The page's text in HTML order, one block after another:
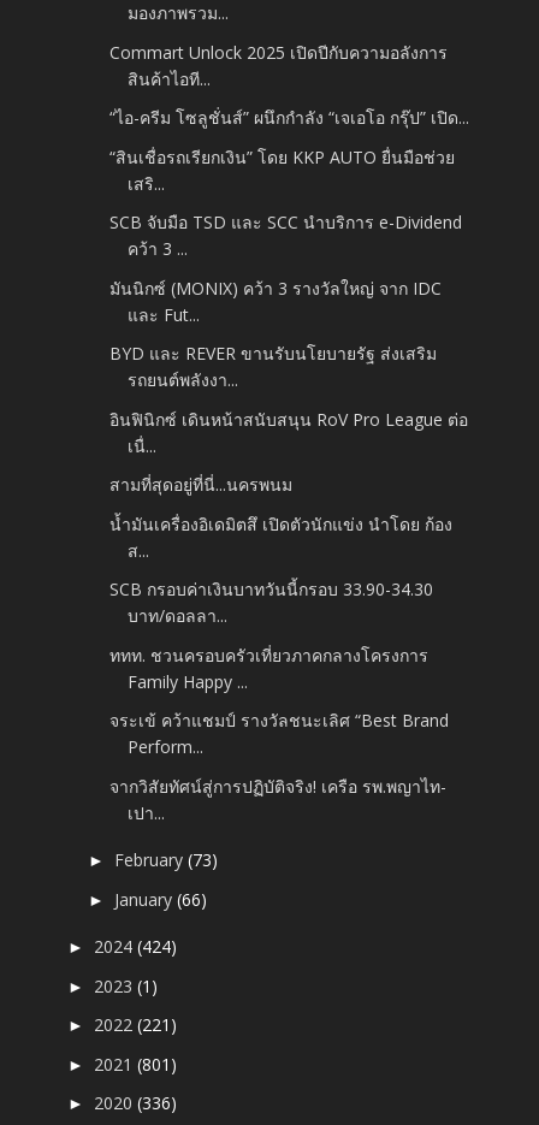
มองภาพรวม...
Commart Unlock 2025 เปิดปีกับความอลังการ
สินค้าไอที...
“ไอ-ครีม โซลูชั่นส์” ผนึกกำลัง “เจเอโอ กรุ๊ป” เปิด...
“สินเชื่อรถเรียกเงิน” โดย KKP AUTO ยื่นมือช่วย
เสริ...
SCB จับมือ TSD และ SCC นำบริการ e-Dividend
คว้า 3 ...
มันนิกซ์ (MONIX) คว้า 3 รางวัลใหญ่ จาก IDC
และ Fut...
BYD และ REVER ขานรับนโยบายรัฐ ส่งเสริม
รถยนต์พลังงา...
อินฟินิกซ์ เดินหน้าสนับสนุน RoV Pro League ต่อ
เนื่...
สามที่สุดอยู่ที่นี่...นครพนม
น้ำมันเครื่องอิเดมิตสึ เปิดตัวนักแข่ง นำโดย ก้อง
ส...
SCB กรอบค่าเงินบาทวันนี้กรอบ 33.90-34.30
บาท/ดอลลา...
ททท. ชวนครอบครัวเที่ยวภาคกลางโครงการ
Family Happy ...
จระเข้ คว้าแชมป์ รางวัลชนะเลิศ “Best Brand
Perform...
จากวิสัยทัศน์สู่การปฏิบัติจริง! เครือ รพ.พญาไท-
เปา...
► February(73)
► January(66)
► 2024(424)
► 2023(1)
► 2022(221)
► 2021(801)
► 2020(336)